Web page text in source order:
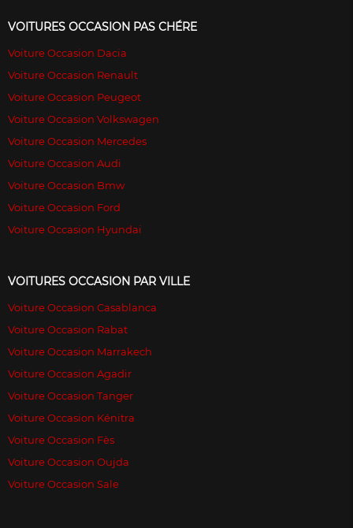
VOITURES OCCASION PAS CHÉRE
Voiture Occasion Dacia
Voiture Occasion Renault
Voiture Occasion Peugeot
Voiture Occasion Volkswagen
Voiture Occasion Mercedes
Voiture Occasion Audi
Voiture Occasion Bmw
Voiture Occasion Ford
Voiture Occasion Hyundai
VOITURES OCCASION PAR VILLE
Voiture Occasion Casablanca
Voiture Occasion Rabat
Voiture Occasion Marrakech
Voiture Occasion Agadir
Voiture Occasion Tanger
Voiture Occasion Kénitra
Voiture Occasion Fès
Voiture Occasion Oujda
Voiture Occasion Sale